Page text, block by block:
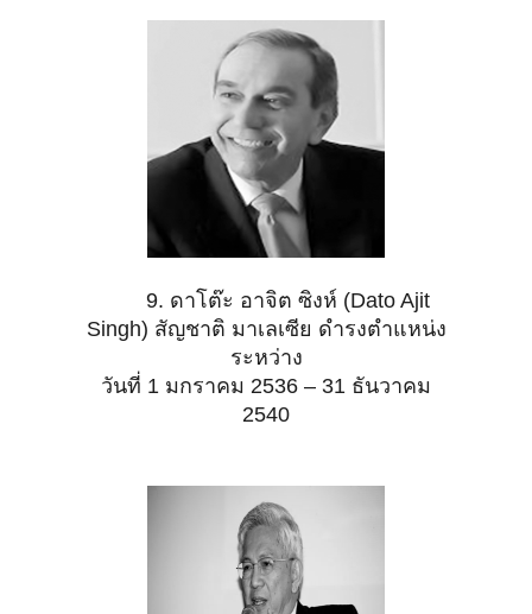
9. ดาโต๊ะ อาจิต ซิงห์ (Dato Ajit
Singh) สัญชาติ มาเลเซีย ดำรงตำแหน่ง
ระหว่าง
วันที่ 1 มกราคม 2536 – 31 ธันวาคม
2540